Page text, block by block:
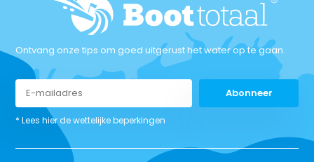
Ontvang onze tips om goed uitgerust het water op te gaan.
Abonneer
* Lees hier de wettelijke beperkingen